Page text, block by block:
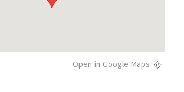
Open in Google Maps